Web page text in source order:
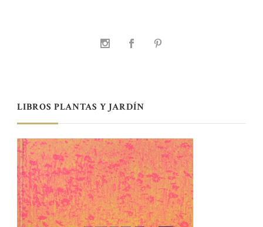
LIBROS PLANTAS Y JARDÍN